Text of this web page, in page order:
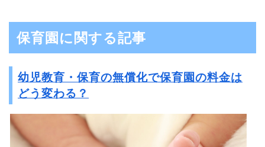
保育園に関する記事
幼児教育・保育の無償化で保育園の料金は
どう変わる？